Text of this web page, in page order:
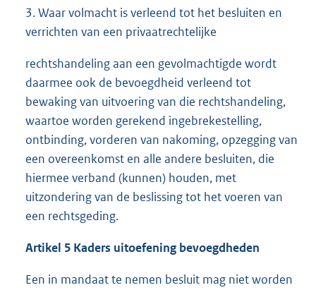
3. Waar volmacht is verleend tot het besluiten en
verrichten van een privaatrechtelijke
rechtshandeling aan een gevolmachtigde wordt
daarmee ook de bevoegdheid verleend tot
bewaking van uitvoering van die rechtshandeling,
waartoe worden gerekend ingebrekestelling,
ontbinding, vorderen van nakoming, opzegging van
een overeenkomst en alle andere besluiten, die
hiermee verband (kunnen) houden, met
uitzondering van de beslissing tot het voeren van
een rechtsgeding.
Artikel 5 Kaders uitoefening bevoegdheden
Een in mandaat te nemen besluit mag niet worden